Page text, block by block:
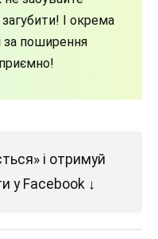
І окрема
за поширення
і отримуй
у Facebook ↓